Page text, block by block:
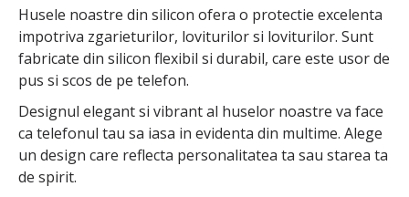
Husele noastre din silicon ofera o protectie excelenta
impotriva zgarieturilor, loviturilor si loviturilor. Sunt
fabricate din silicon flexibil si durabil, care este usor de
pus si scos de pe telefon.
Designul elegant si vibrant al huselor noastre va face
ca telefonul tau sa iasa in evidenta din multime. Alege
un design care reflecta personalitatea ta sau starea ta
de spirit.